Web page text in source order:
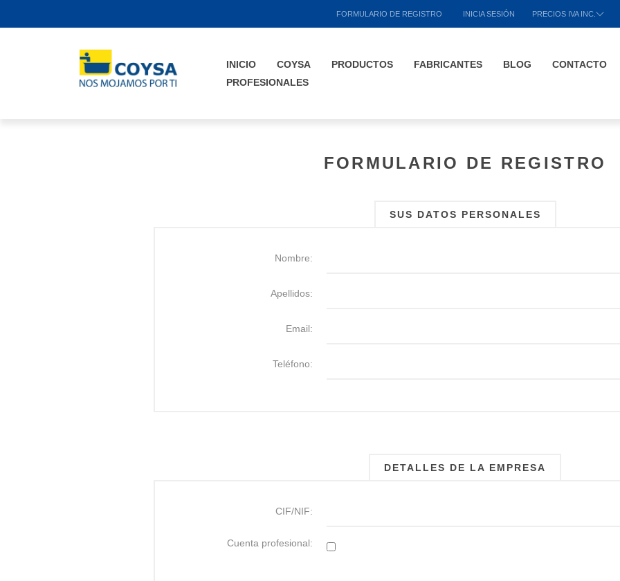
FORMULARIO DE REGISTRO INICIA SESIÓN PRECIOS IVA INC.
INICIO COYSA PRODUCTOS FABRICANTES BLOG
CONTACTO
PROFESIONALES
FORMULARIO DE REGISTRO
SUS DATOS PERSONALES
Nombre:
Apellidos:
Email:
Teléfono:
DETALLES DE LA EMPRESA
CIF/NIF:
Cuenta profesional: